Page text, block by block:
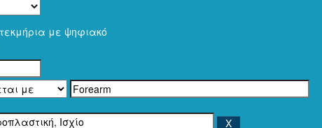
με ψηφιακό